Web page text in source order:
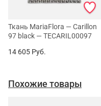
Ткань MariaFlora — Carillon
97 black — TECARIL00097
14 605 Руб.
Похожие товары